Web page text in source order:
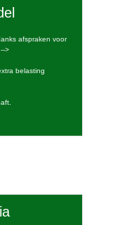
afspraken voor
>
belasting